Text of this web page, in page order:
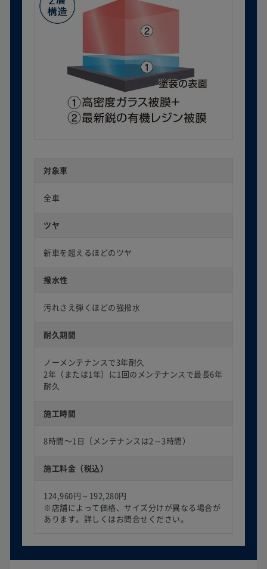
対象車
全車
ツヤ
新車を超えるほどのツヤ
撥水性
汚れさえ弾くほどの強撥水
耐久期間
ノーメンテナンスで3年耐久
2年（または1年）に1回のメンテナンスで最長6年
耐久
施工時間
8時間〜1日（メンテナンスは2～3時間）
施工料金（税込）
124,960円～192,280円
※店舗によって価格、サイズ分けが異なる場合が
あります。詳しくはお問合せください。